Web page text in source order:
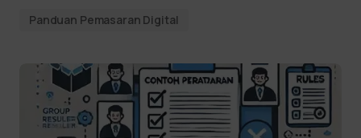
Panduan Pemasaran Digital